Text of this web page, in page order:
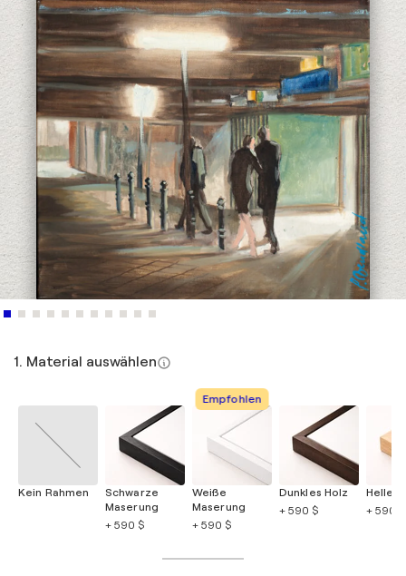
1. Material auswählen
Kein Rahmen
Schwarze
Maserung
+ 590 $
Empfohlen
Weiße
Maserung
+ 590 $
Dunkles Holz
+ 590 $
Helles
+ 590 $